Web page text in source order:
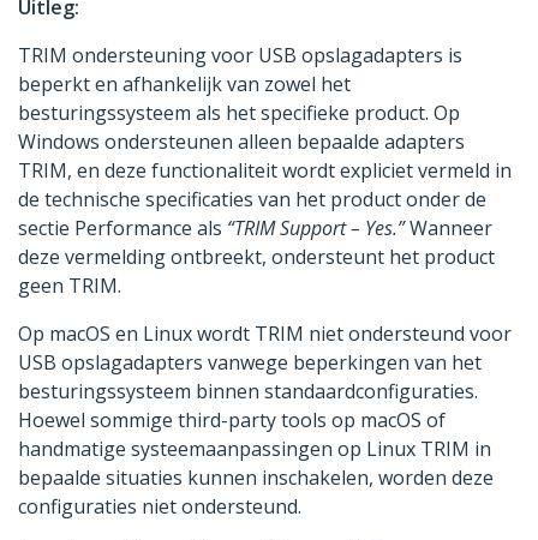
Uitleg:
TRIM ondersteuning voor USB opslagadapters is
beperkt en afhankelijk van zowel het
besturingssysteem als het specifieke product. Op
Windows ondersteunen alleen bepaalde adapters
TRIM, en deze functionaliteit wordt expliciet vermeld in
de technische specificaties van het product onder de
sectie Performance als “TRIM Support – Yes.”Wanneer
deze vermelding ontbreekt, ondersteunt het product
geen TRIM.
Op macOS en Linux wordt TRIM niet ondersteund voor
USB opslagadapters vanwege beperkingen van het
besturingssysteem binnen standaardconfiguraties.
Hoewel sommige third-party tools op macOS of
handmatige systeemaanpassingen op Linux TRIM in
bepaalde situaties kunnen inschakelen, worden deze
configuraties niet ondersteund.